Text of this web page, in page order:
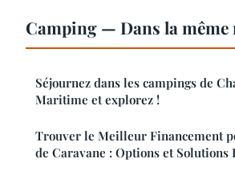
Camping — Dans la
Séjournez dans les campings de
Maritime et explorez !
Trouver le Meilleur Financement
de Caravane : Options et